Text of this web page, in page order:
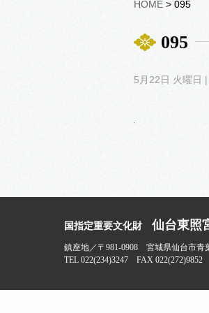
HOME> 095
095
5月22日 火曜日 |
国指定重要文化財仙台東照
鎮座地／〒981-0908 宮城県仙台市青
TEL 022(234)3247 FAX 022(272)9852